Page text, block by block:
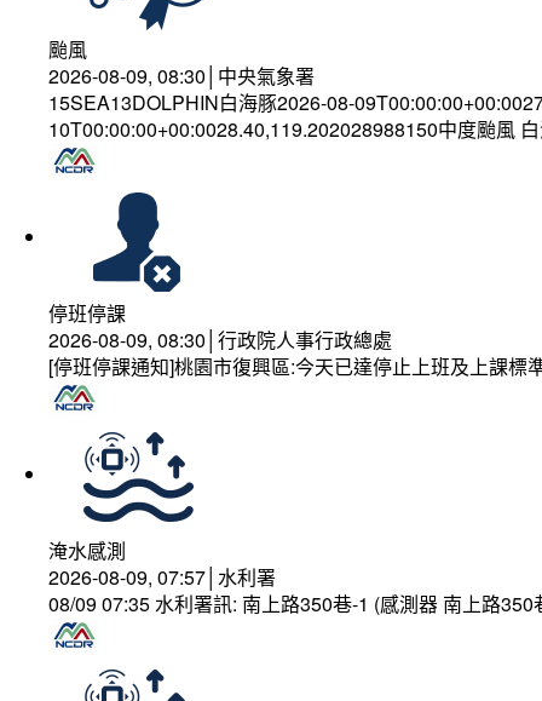
颱風
2026-08-09, 08:30│中央氣象署
15SEA13DOLPHIN白海豚2026-08-
10T00:00:00+00:0028.40,119.202028988150中度颱風
停班停課
2026-08-09, 08:30│行政院人事行政總處
[停班停課通知]桃園市復興區:今天已達停止上班及上課
淹水感測
2026-08-09, 07:57│水利署
08/09 07:35 水利署訊: 南上路350巷-1 (感測器 南上路